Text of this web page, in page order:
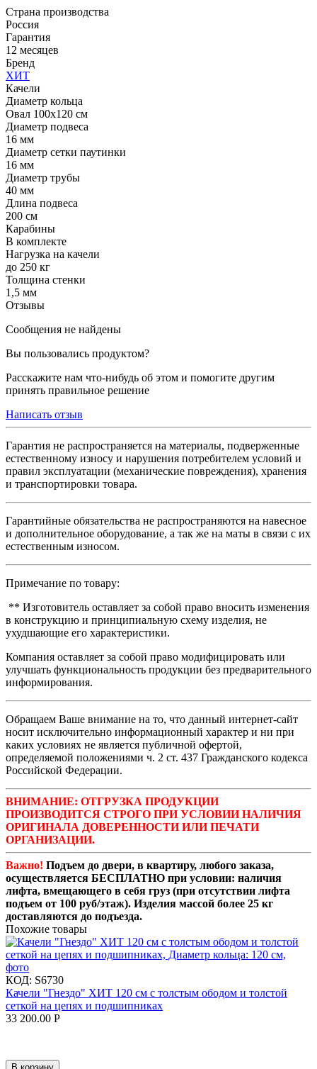
Страна производства
Россия
Гарантия
12 месяцев
Бренд
ХИТ
Качели
Диаметр кольца
Овал 100x120 см
Диаметр подвеса
16 мм
Диаметр сетки паутинки
16 мм
Диаметр трубы
40 мм
Длина подвеса
200 см
Карабины
В комплекте
Нагрузка на качели
до 250 кг
Толщина стенки
1,5 мм
Отзывы
Сообщения не найдены
Вы пользовались продуктом?
Расскажите нам что-нибудь об этом и помогите другим
принять правильное решение
Написать отзыв
Гарантия не распространяется на материалы, подверженные
естественному износу и нарушения потребителем условий и
правил эксплуатации (механические повреждения), хранения
и транспортировки товара.
Гарантийные обязательства не распространяются на навесное
и дополнительное оборудование, а так же на маты в связи с их
естественным износом.
Примечание по товару:
** Изготовитель оставляет за собой право вносить изменения
в конструкцию и принципиальную схему изделия, не
ухудшающие его характеристики.
Компания оставляет за собой право модифицировать или
улучшать функциональность продукции без предварительного
информирования.
Обращаем Ваше внимание на то, что данный интернет-сайт
носит исключительно информационный характер и ни при
каких условиях не является публичной офертой,
определяемой положениями ч. 2 ст. 437 Гражданского кодекса
Российской Федерации.
ВНИМАНИЕ: ОТГРУЗКА ПРОДУКЦИИ
ПРОИЗВОДИТСЯ СТРОГО ПРИ УСЛОВИИ НАЛИЧИЯ
ОРИГИНАЛА ДОВЕРЕННОСТИ ИЛИ ПЕЧАТИ
ОРГАНИЗАЦИИ.
Важно! Подъем до двери, в квартиру, любого заказа,
осуществляется БЕСПЛАТНО при условии: наличия
лифта, вмещающего в себя груз (при отсутствии лифта
подъем от 100 руб/этаж). Изделия массой более 25 кг
доставляются до подъезда.
Похожие товары
КОД: S6730
Качели "Гнездо" ХИТ 120 см с толстым ободом и толстой
сеткой на цепях и подшипниках
33 200.00 Р